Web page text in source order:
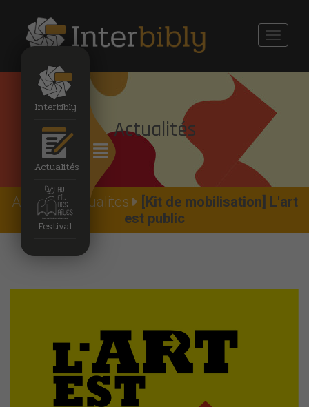
Interbibly
Actualités
Festival
Toggle
Actualités
Accueil Actualites
[Kit de mobilisation] L'art
est public